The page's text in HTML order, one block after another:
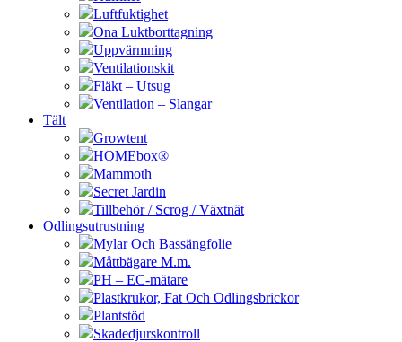
Luftfuktighet
Ona Luktborttagning
Uppvärmning
Ventilationskit
Fläkt – Utsug
Ventilation – Slangar
Tält
Growtent
HOMEbox®
Mammoth
Secret Jardin
Tillbehör / Scrog / Växtnät
Odlingsutrustning
Mylar Och Bassängfolie
Måttbägare M.m.
PH – EC-mätare
Plastkrukor, Fat Och Odlingsbrickor
Plantstöd
Skadedjurskontroll